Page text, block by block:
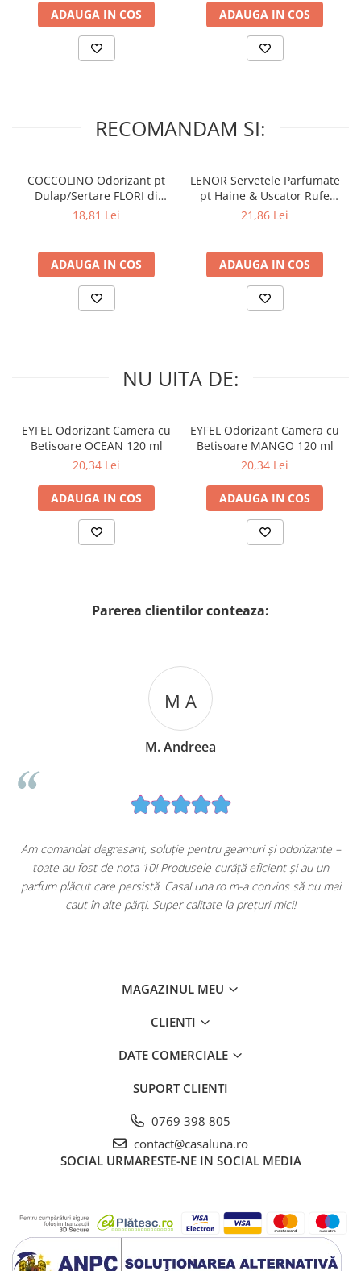
ADAUGA IN COS ADAUGA IN COS
RECOMANDAM SI:
COCCOLINO Odorizant pt
Dulap/Sertare FLORI di
PRIMAVERA 3 buc
18,81 Lei
ADAUGA IN COS
LENOR Servetele Parfumate
pt Haine & Uscator Rufe
SPRING AWAKENING 34 buc
21,86 Lei
ADAUGA IN COS
NU UITA DE:
EYFEL Odorizant Camera cu
Betisoare OCEAN 120 ml
20,34 Lei
ADAUGA IN COS
EYFEL Odorizant Camera cu
Betisoare MANGO 120 ml
20,34 Lei
ADAUGA IN COS
Parerea clientilor conteaza:
M A
M. Andreea
Am comandat degresant, soluție pentru geamuri și odorizante –
toate au fost de nota 10! Produsele curăță eficient și au un
parfum plăcut care persistă. CasaLuna.ro m-a convins să nu mai
caut în alte părți. Super calitate la prețuri mici!
MAGAZINUL MEU
CLIENTI
DATE COMERCIALE
SUPORT CLIENTI
0769 398 805
contact@casaluna.ro
SOCIAL URMARESTE-NE IN SOCIAL MEDIA